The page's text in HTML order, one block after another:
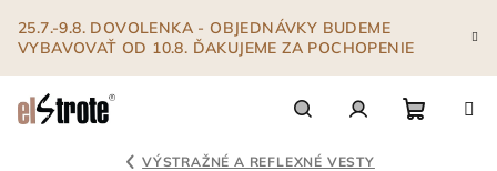
obsah
25.7.-9.8. DOVOLENKA - OBJEDNÁVKY BUDEME
VYBAVOVAŤ OD 10.8. ĎAKUJEME ZA POCHOPENIE
VÝSTRAŽNÉ A REFLEXNÉ VESTY